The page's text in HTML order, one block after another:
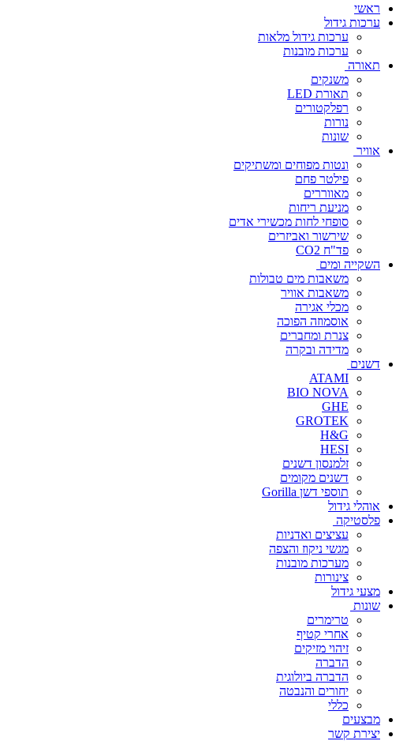
ראשי
ערכות גידול
ערכות גידול מלאות
ערכות מובנות
תאורה
משנקים
תאורת LED
רפלקטורים
נורות
שונות
אוויר
ונטות מפוחים ומשתיקים
פילטר פחם
מאווררים
מניעת ריחות
סופחי לחות מכשירי אדים
שירשור ואביזרים
פד"ח CO2
השקייה ומים
משאבות מים טבולות
משאבות אוויר
מכלי אגירה
אוסמוזה הפוכה
צנרת ומחברים
מדידה ובקרה
דשנים
ATAMI
BIO NOVA
GHE
GROTEK
H&G
HESI
זלמנסון דשנים
דשנים מקומים
תוספי דשן Gorilla
אוהלי גידול
פלסטיקה
עציצים ואדניות
מגשי ניקוז והצפה
מערכות מובנות
צינורות
מצעי גידול
שונות
טרימרים
אחרי קטיף
זיהוי מזיקים
הדברה
הדברה ביולוגית
יחורים והנבטה
כללי
מבצעים
יצירת קשר